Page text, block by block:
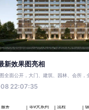
新效果图亮相
全面公开，大门、建筑、园林、会所，
22:07:35